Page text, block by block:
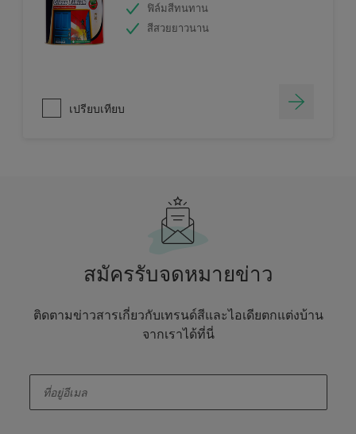
ฟิล์มสีทนทาน
สีสวยยาวนาน
เปรียบเทียบ
สมัครรับจดหมายข่าว
ติดตามข่าวสารเกี่ยวกับเทรนด์สีและไอเดียตกแต่งบ้าน
จากเราได้ที่นี่